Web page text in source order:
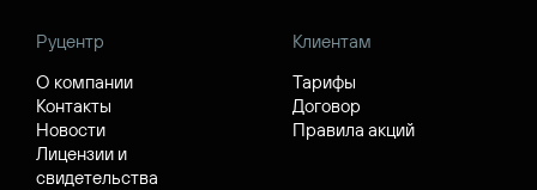
Руцентр
О компании
Контакты
Новости
Лицензии и
свидетельства
Клиентам
Тарифы
Договор
Правила акций